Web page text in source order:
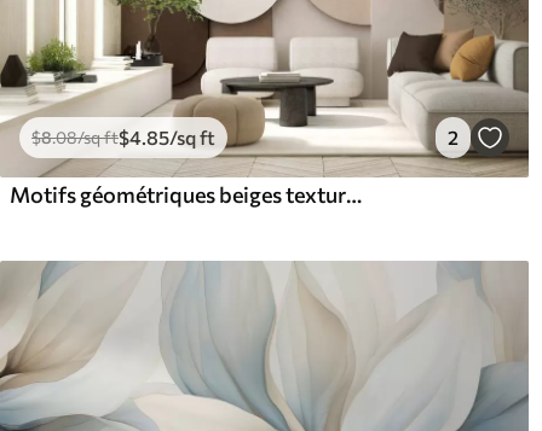
$8.08/sq ft$4.85/sq ft 2
Motifs géométriques beiges texturés dans une composition 3D en superposition, décoration murale minimaliste et moderne